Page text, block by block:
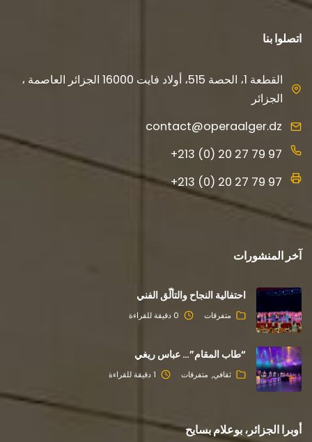
اتصلوا بنا
القطعة 1، الحصة 515، أولاد فايت 16000 الجزائر العاصمة ،
الجزائر
contact@operaalger.dz
+213 (0) 20 27 79 97
+213 (0) 20 27 79 97
آخر المنشورات
احتفالية النجاح والتألّق الفني
متفرقات 0 دقيقة للقراءة
“طاب المقام”… عباس ريغي
ثقافي متفرقات 1 دقيقة للقراءة
أوبرا الجزائر، بوعلام بسايح